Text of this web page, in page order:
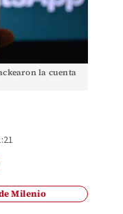
la cuenta
Milenio